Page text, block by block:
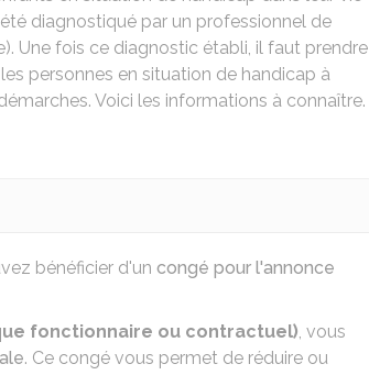
diagnostiqué par un professionnel de
Une fois ce diagnostic établi, il faut prendre
personnes en situation de handicap à
Voici les informations à connaître.
bénéficier d'un congé pour l'annonce
fonctionnaire ou contractuel), vous
. Ce congé vous permet de réduire ou